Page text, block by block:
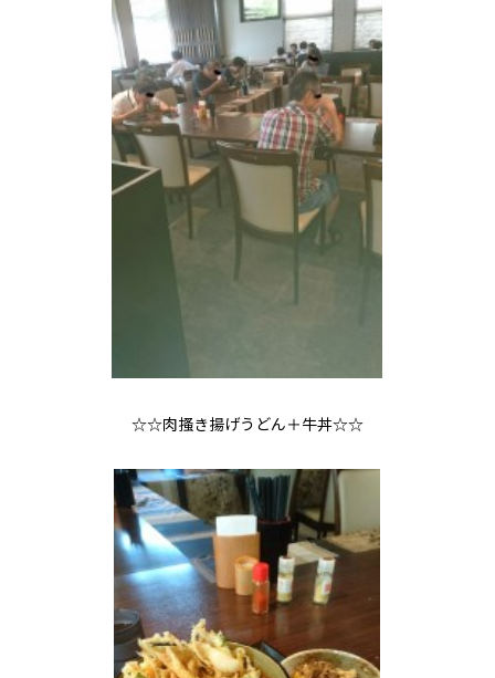
☆☆肉搔き揚げうどん＋牛丼☆☆